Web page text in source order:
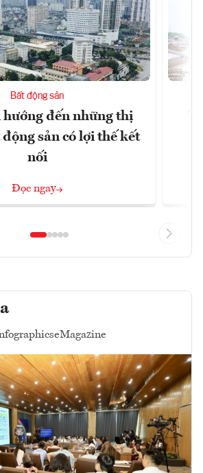
Bất động sản
hướng đến những thị
sản có lợi thế kết
nối
Đọc ngay
eMagazine